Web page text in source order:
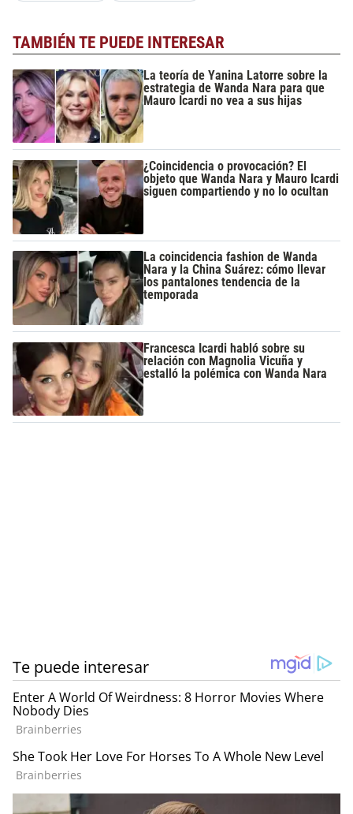
TAMBIÉN TE PUEDE INTERESAR
La teoría de Yanina Latorre sobre la
estrategia de Wanda Nara para que
Mauro Icardi no vea a sus hijas
¿Coincidencia o provocación? El
objeto que Wanda Nara y Mauro Icardi
siguen compartiendo y no lo ocultan
La coincidencia fashion de Wanda
Nara y la China Suárez: cómo llevar
los pantalones tendencia de la
temporada
Francesca Icardi habló sobre su
relación con Magnolia Vicuña y
estalló la polémica con Wanda Nara